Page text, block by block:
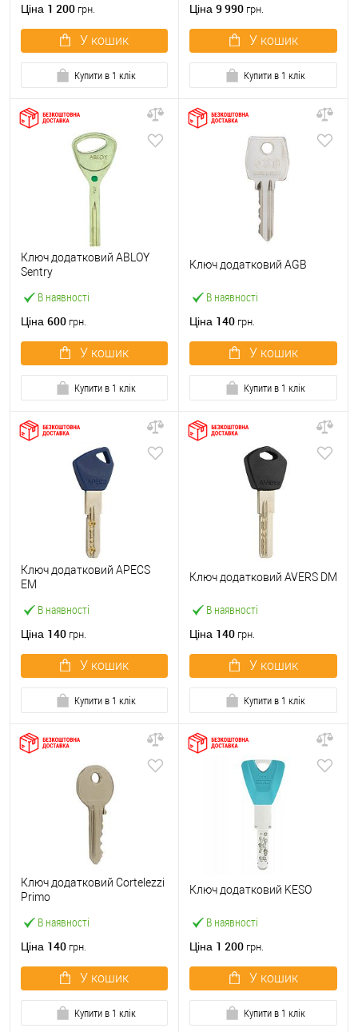
Ціна 1 200 грн.
У кошик
Купити в 1 клік
Ціна 9 990 грн.
У кошик
Купити в 1 клік
В наявності
Ключ додатковий ABLOY
Sentry
Ціна 600 грн.
У кошик
Купити в 1 клік
В наявності
Ключ додатковий AGB
Ціна 140 грн.
У кошик
Купити в 1 клік
В наявності
Ключ додатковий APECS
EM
Ціна 140 грн.
У кошик
Купити в 1 клік
В наявності
Ключ додатковий AVERS DM
Ціна 140 грн.
У кошик
Купити в 1 клік
В наявності
Ключ додатковий Cortelezzi
Primo
Ціна 140 грн.
У кошик
Купити в 1 клік
В наявності
Ключ додатковий KESO
Ціна 1 200 грн.
У кошик
Купити в 1 клік